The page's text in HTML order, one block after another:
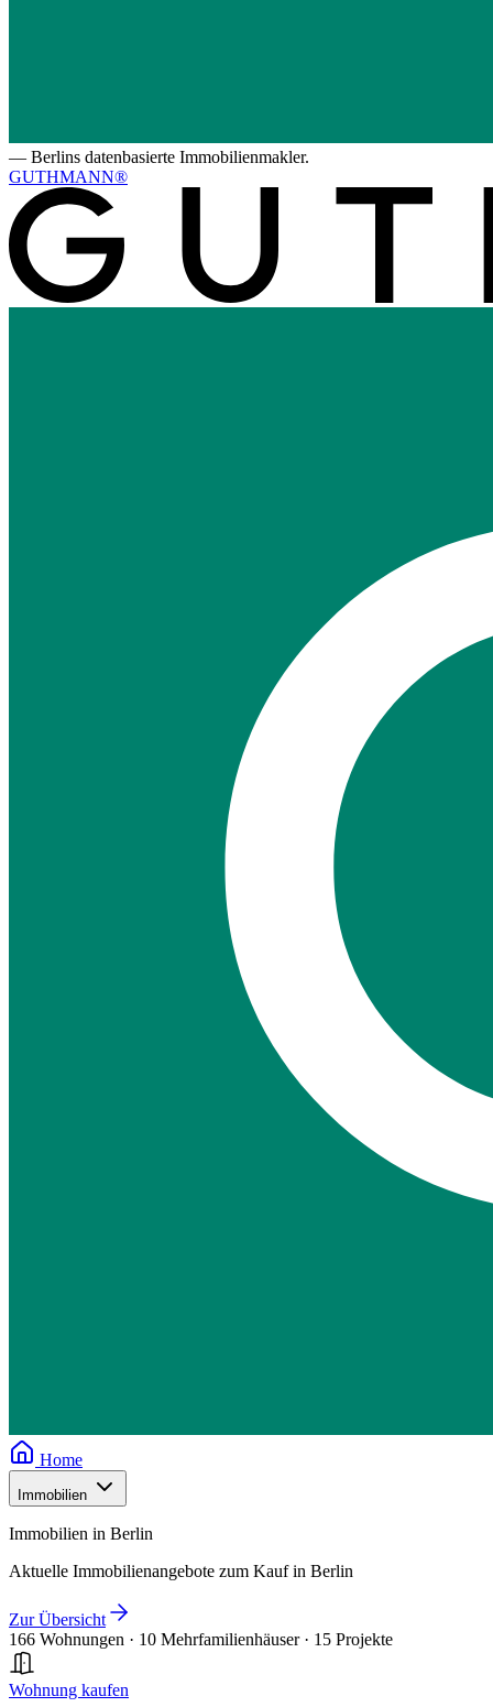
— Berlins datenbasierte Immobilienmakler.
GUTHMANN®
Home
Immobilien
Immobilien in Berlin
Aktuelle Immobilienangebote zum Kauf in Berlin
Zur Übersicht
166 Wohnungen · 10 Mehrfamilienhäuser · 15 Projekte
Wohnung kaufen